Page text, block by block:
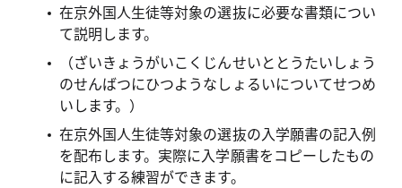
在京外国人生徒等対象の選抜に必要な書類につい
て説明します。
（ざいきょうがいこくじんせいととうたいしょう
のせんばつにひつようなしょるいについてせつめ
いします。）
在京外国人生徒等対象の選抜の入学願書の記入例
を配布します。実際に入学願書をコピーしたもの
に記入する練習ができます。